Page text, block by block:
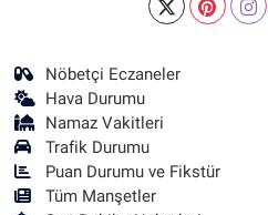
Nöbetçi Eczaneler
Hava Durumu
Namaz Vakitleri
Trafik Durumu
Puan Durumu ve Fikstür
Tüm Manşetler